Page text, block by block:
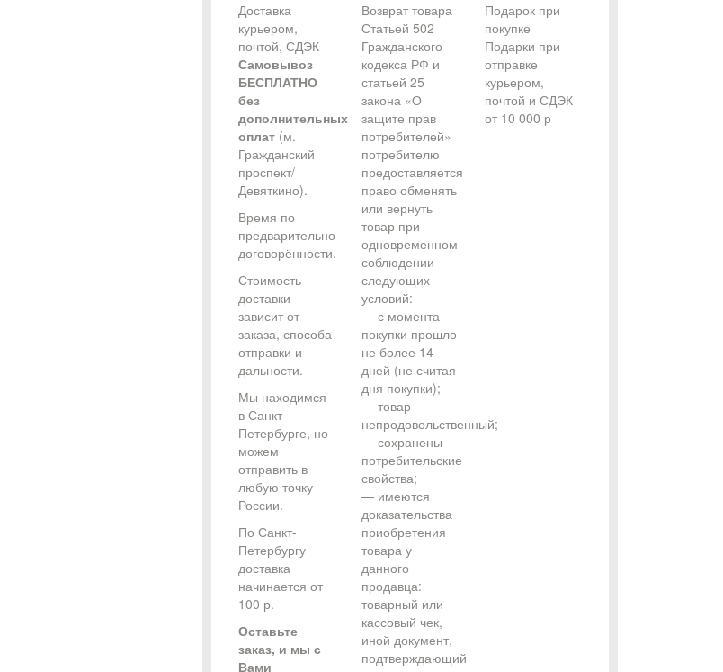
Доставка
курьером,
почтой, СДЭК
Самовывоз
БЕСПЛАТНО
без
дополнительных
оплат(м.
Гражданский
проспект/
Девяткино).
Время по
предварительно
договорённости.
Стоимость
доставки
зависит от
заказа, способа
отправки и
дальности.
Мы находимся
в Санкт-
Петербурге, но
можем
отправить в
любую точку
России.
По Санкт-
Петербургу
доставка
начинается от
100 р.
Оставьте
заказ, и мы с
Вами
Возврат товара
Статьей 502
Гражданского
кодекса РФ и
статьей 25
закона «О
защите прав
потребителей»
потребителю
предоставляется
право обменять
или вернуть
товар при
одновременном
соблюдении
следующих
условий:
— с момента
покупки прошло
не более 14
дней (не считая
дня покупки);
— товар
непродовольственный;
— сохранены
потребительские
свойства;
— имеются
доказательства
приобретения
товара у
данного
продавца:
товарный или
кассовый чек,
иной документ,
подтверждающий
Подарок при
покупке
Подарки при
отправке
курьером,
почтой и СДЭК
от 10 000 р